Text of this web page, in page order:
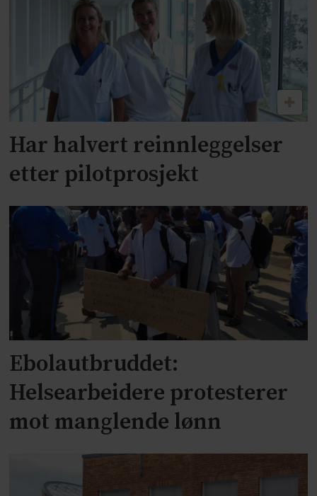
Har halvert reinnleggelser
etter pilotprosjekt
Ebolautbruddet:
Helsearbeidere protesterer
mot manglende lønn